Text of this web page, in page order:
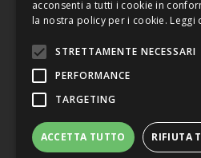
Capitale sociale di Euro 10.000,00 –
delle Imprese di Milano, partita Iva e
iscritta al Repertorio Economico
2091710. È vietata la riproduzione,
qualsiasi mezzo, compresa la stampa,
Copyright © Converting srl | Privacy
acconsenti a tutti i cookie in
la nostra policy per i cookie. Leggi
STRETTAMENTE NECESSARI
PERFORMANCE
TARGETING
ACCETTA TUTTO RIFIUTA